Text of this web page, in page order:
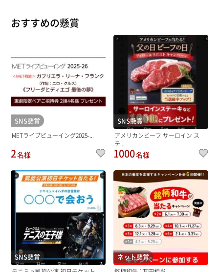
おすすめの懸賞
SNS懸賞
METライブビューイング2025-...
2名様
SNS懸賞
アメリカンビーフ サーロイン ス
テ...
1000名様
SNS懸賞 ネット懸賞